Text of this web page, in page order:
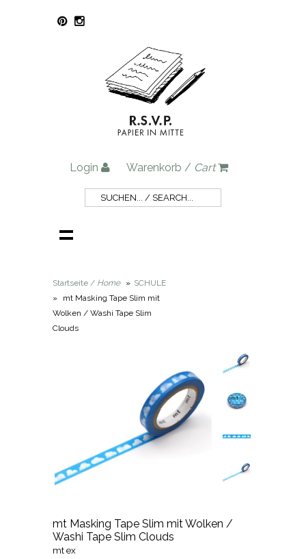
Login Warenkorb / Cart
Startseite / Home » SCHULE
»
mt Masking Tape Slim mit
Wolken / Washi Tape Slim
Clouds
mt Masking Tape Slim mit Wolken /
Washi Tape Slim Clouds
mt ex